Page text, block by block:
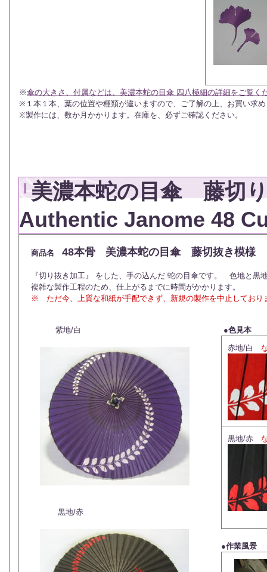
※傘の大きさ、付属などは、美濃本蛇の目傘 四八極細の詳細をご覧く
※１本１本、葉の位置や種類が違いますので、ご了解の上、お買い求
※製作には、数か月かかります。在庫を、必ずご確認ください。
美濃本蛇の目傘 藤切
Authentic Janome 48
商品名 48本骨 美濃本蛇の目傘 藤切抜き模
『切り抜き加工』 をした、手の込んだ 蛇の目傘です。 色地と黒
複雑な製作工程のため、仕上がるまでに時間がかかります。
※ ただ今、上質な和紙が手配できず、新規の製作を中止しており
紫地/白 ●色見本
赤地/白
黒地/赤
●作業風景
黒地/赤